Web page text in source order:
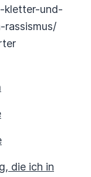
kletter-und-
die ich in